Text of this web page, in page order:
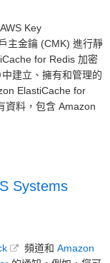
Key
主金鑰 (CMK) 進行靜
for Redis 加密
建立、擁有和管理的
ElastiCache for
資料，包含 Amazon
Systems
頻道和 Amazon